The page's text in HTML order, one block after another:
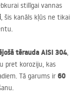
stilīgai vannas
, šis kanāls kļūs ne tikai
tērauda AISI 304,
pret koroziju, kas
Tā garums ir 60